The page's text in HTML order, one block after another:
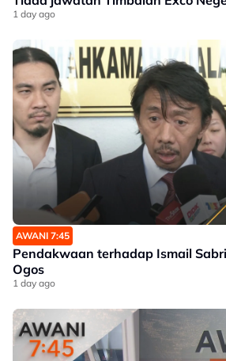
1 day ago
AWANI 7:45
Pendakwaan terhadap Ismail
Ogos
1 day ago